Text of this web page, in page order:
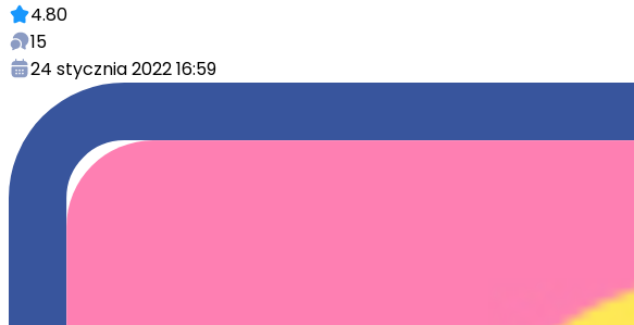
4.80
15
24 stycznia 2022 16:59